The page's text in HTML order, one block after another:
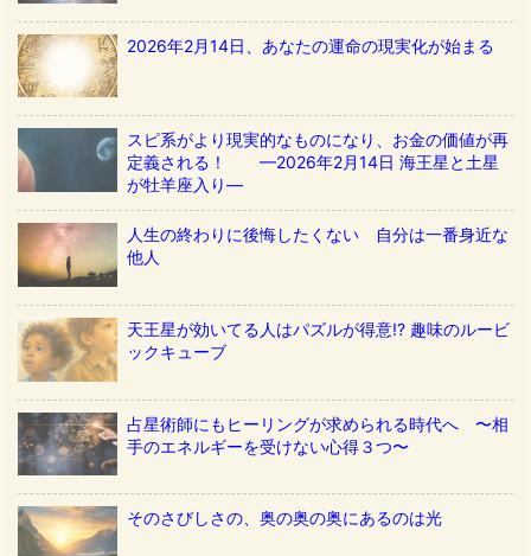
2026年2月14日、あなたの運命の現実化が始まる
スピ系がより現実的なものになり、お金の価値が再
定義される！ ––2026年2月14日 海王星と土星
が牡羊座入り––
人生の終わりに後悔したくない 自分は一番身近な
他人
天王星が効いてる人はパズルが得意!? 趣味のルービ
ックキューブ
占星術師にもヒーリングが求められる時代へ 〜相
手のエネルギーを受けない心得３つ〜
そのさびしさの、奥の奥の奥にあるのは光